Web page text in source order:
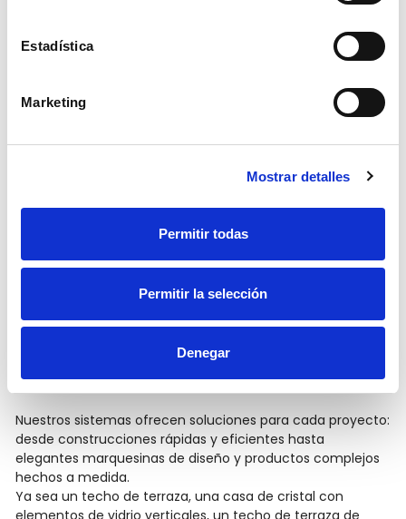
Estadística
Marketing
Mostrar detalles
Permitir todas
Permitir la selección
Denegar
Verandas y pérgolas
Nuestros sistemas ofrecen soluciones para cada proyecto:
desde construcciones rápidas y eficientes hasta
elegantes marquesinas de diseño y productos complejos
hechos a medida.
Ya sea un techo de terraza, una casa de cristal con